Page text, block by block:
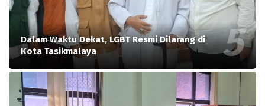
Dalam Waktu Dekat, LGBT Resmi Dilarang di
Kota Tasikmalaya